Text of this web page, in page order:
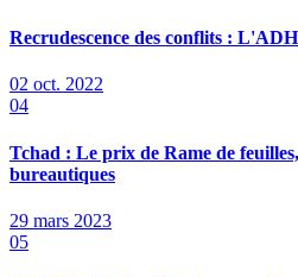
Recrudescence des conflits :
02 oct. 2022
04
Tchad : Le prix de Rame de
bureautiques
29 mars 2023
05